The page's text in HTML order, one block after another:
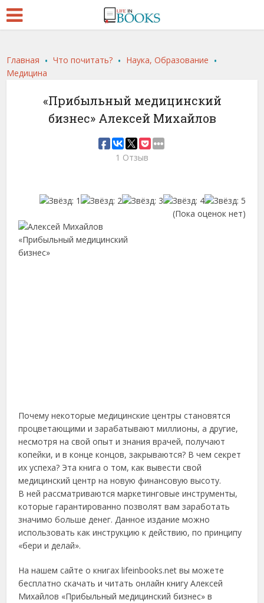
Главная .Что почитать? . Наука, Образование .
Медицина
«Прибыльный медицинский
бизнес» Алексей Михайлов
1 Отзыв
(Пока оценок нет)
Почему некоторые медицинские центры становятся
процветающими и зарабатывают миллионы, а другие,
несмотря на свой опыт и знания врачей, получают
копейки, и в конце концов, закрываются? В чем секрет
их успеха? Эта книга о том, как вывести свой
медицинский центр на новую финансовую высоту.
В ней рассматриваются маркетинговые инструменты,
которые гарантированно позволят вам заработать
значимо больше денег. Данное издание можно
использовать как инструкцию к действию, по принципу
«бери и делай».
На нашем сайте о книгах lifeinbooks.net вы можете
бесплатно скачать и читать онлайн книгу Алексей
Михайлов «Прибыльный медицинский бизнес» в